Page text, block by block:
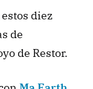
diez
de
de Restor.